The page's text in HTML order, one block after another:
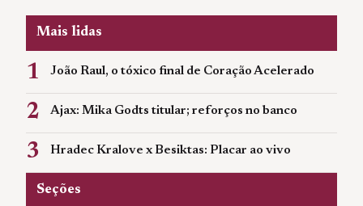
Mais lidas
1 João Raul, o tóxico final de Coração Acelerado
2 Ajax: Mika Godts titular; reforços no banco
3 Hradec Kralove x Besiktas: Placar ao vivo
Seções